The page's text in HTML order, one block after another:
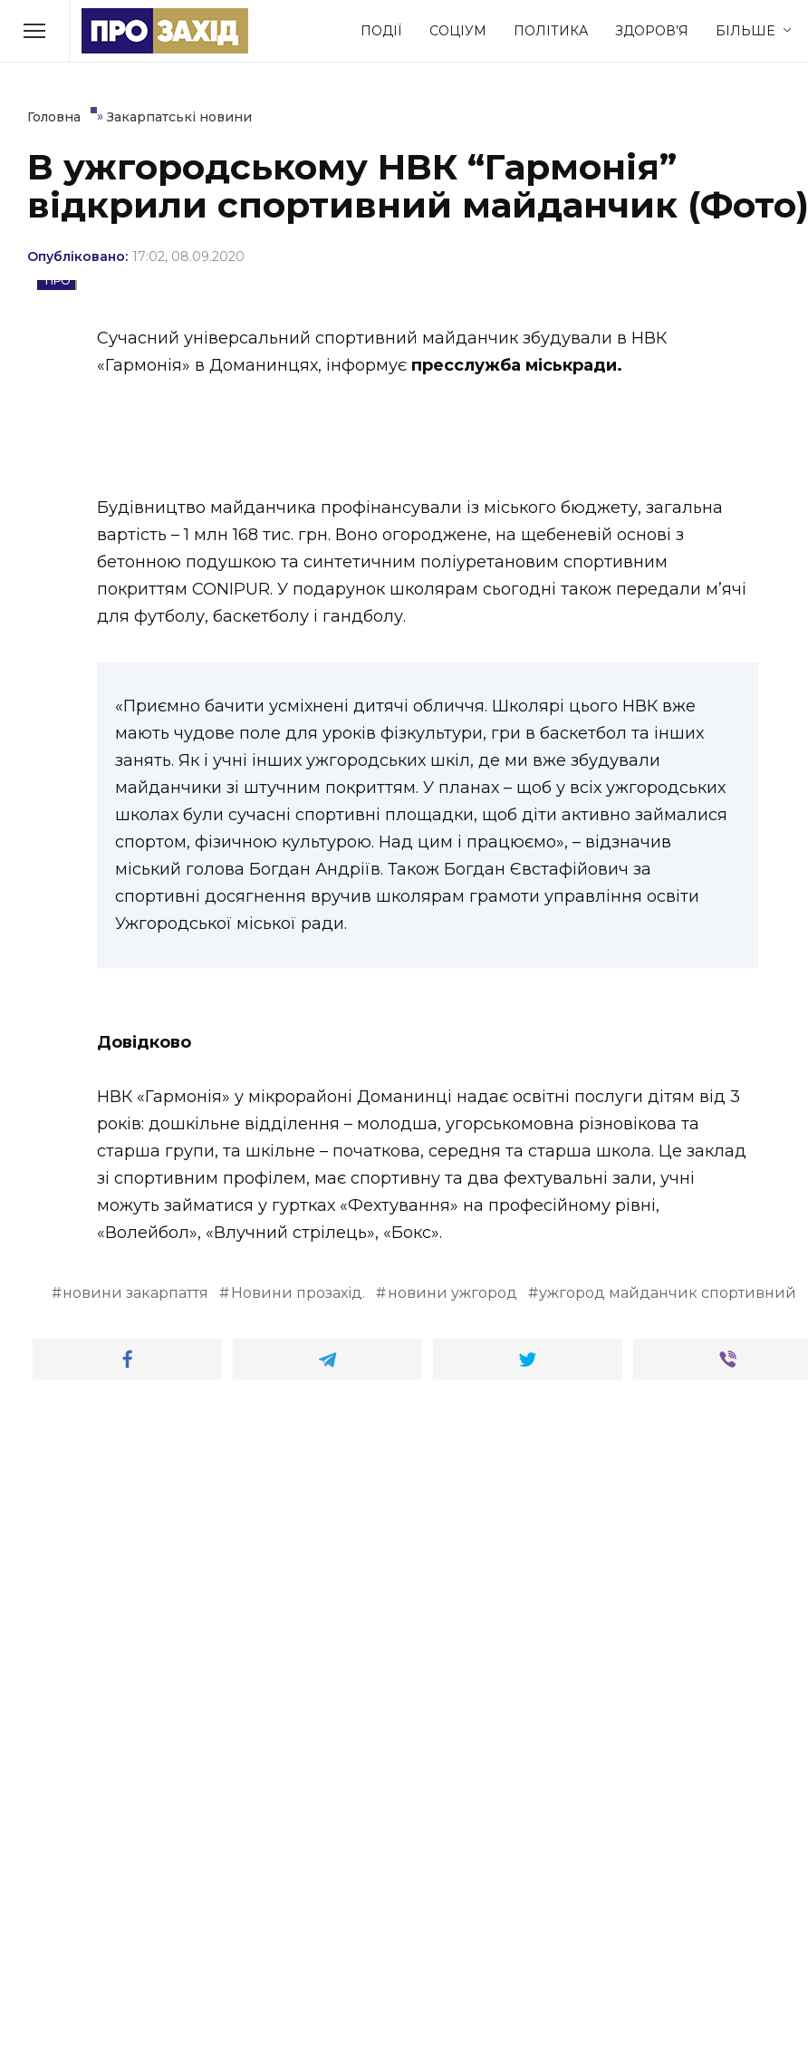
ПОДІЇ СОЦІУМ ПОЛІТИКА ЗДОРОВ’Я БІЛЬШЕ
РУБРИКИ
Економіка
Політика Соціум Спорт
Втрачений Ужгород
(відеоверсія)
ЗАКАРПАТСЬКІ НОВИНИ
ФОТО
ВІДЕО
Головна » Закарпатські новини
В ужгородському НВК “Гармонія”
відкрили спортивний майданчик (Фото)
Опубліковано: 17:02, 08.09.2020
Сучасний універсальний спортивний майданчик збудували в НВК
«Гармонія» в Доманинцях, інформує пресслужба міськради.
Будівництво майданчика профінансували із міського бюджету, загальна
вартість – 1 млн 168 тис. грн. Воно огороджене, на щебеневій основі з
бетонною подушкою та синтетичним поліуретановим спортивним
покриттям CONIPUR. У подарунок школярам сьогодні також передали м’ячі
для футболу, баскетболу і гандболу.
«Приємно бачити усміхнені дитячі обличчя. Школярі цього НВК вже
мають чудове поле для уроків фізкультури, гри в баскетбол та інших
занять. Як і учні інших ужгородських шкіл, де ми вже збудували
майданчики зі штучним покриттям. У планах – щоб у всіх ужгородських
школах були сучасні спортивні площадки, щоб діти активно займалися
спортом, фізичною культурою. Над цим і працюємо», – відзначив
міський голова Богдан Андріїв. Також Богдан Євстафійович за
спортивні досягнення вручив школярам грамоти управління освіти
Ужгородської міської ради.
Довідково
НВК «Гармонія» у мікрорайоні Доманинці надає освітні послуги дітям від 3
років: дошкільне відділення – молодша, угорськомовна різновікова та
старша групи, та шкільне – початкова, середня та старша школа. Це заклад
зі спортивним профілем, має спортивну та два фехтувальні зали, учні
можуть займатися у гуртках «Фехтування» на професійному рівні,
«Волейбол», «Влучний стрілець», «Бокс».
новини закарпаття Новини прозахід. новини ужгород ужгород майданчик спортивний